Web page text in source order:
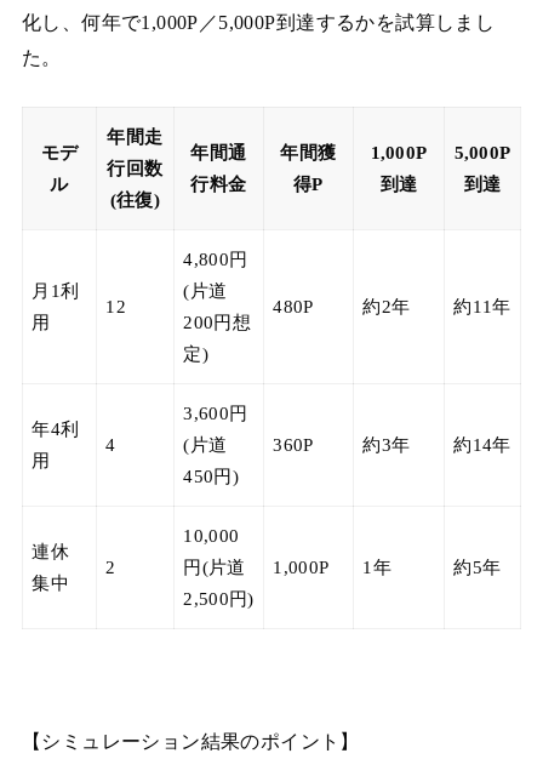
化し、何年で1,000P／5,000P到達するかを試算しまし
た。
モデ
ル
年間走
行回数
(往復)
年間通
行料金
年間獲
得P
1,000P
到達
5,000P
到達
月1利
用
12
4,800円
(片道
200円想
定)
480P 約2年 約11年
年4利
用
4
3,600円
(片道
450円)
360P 約3年 約14年
連休
集中
2
10,000
円(片道
2,500円)
1,000P 1年 約5年
【シミュレーション結果のポイント】